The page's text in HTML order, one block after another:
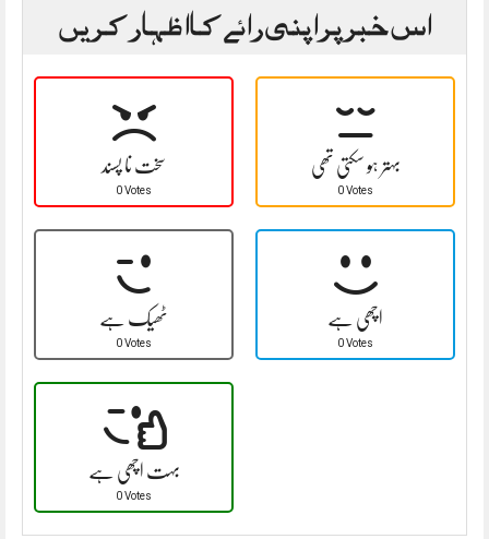
اس خبر پر اپنی رائے کا اظہار کریں
سخت نا پسند
0 Votes
بہتر ہو سکتی تھی
0 Votes
ٹھیک ہے
0 Votes
اچھی ہے
0 Votes
بہت اچھی ہے
0 Votes